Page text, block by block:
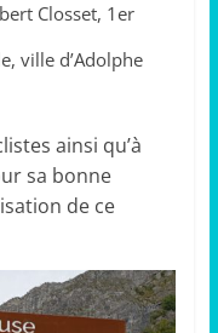
Closset, 1er
ville d’Adolphe
ainsi qu’à
sa bonne
de ce